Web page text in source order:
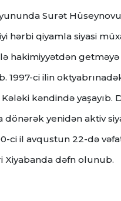
Surət
hərbi qiyamla siyasi
hakimiyyətdən getməyə
1997-ci ilin
Kələki kəndində yaşayıb.
dönərək yenidən aktiv
ci il avqustun 22-də
Xiyabanda dəfn olunub.